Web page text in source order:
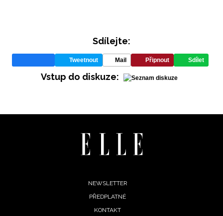
Sdílejte:
Tweetnout Mail Připnout Sdílet
Vstup do diskuze:
NEWSLETTER
PŘEDPLATNÉ
KONTAKT